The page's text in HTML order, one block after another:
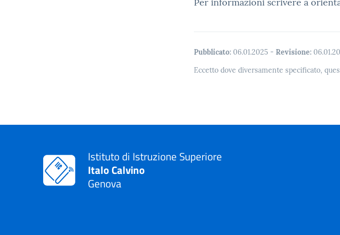
Pubblicato: 06.01.2025 - Revisione:
Eccetto dove diversamente specificato,
Istituto di Istruzione Superiore
Italo Calvino
Genova